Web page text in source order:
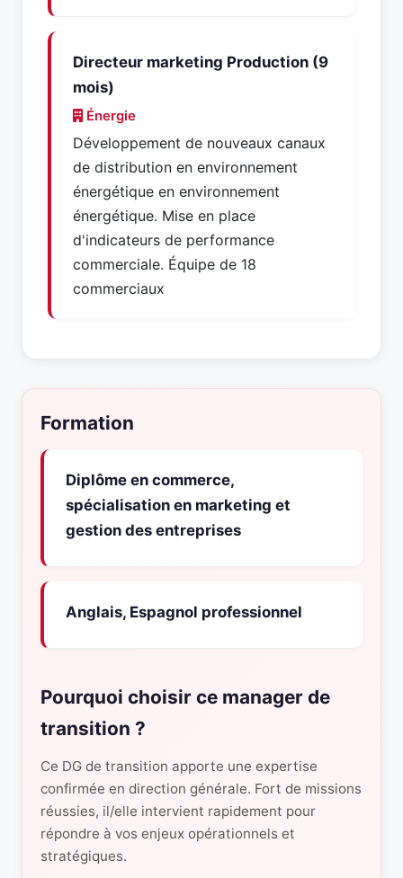
Directeur marketing Production (9
mois)
Énergie
Développement de nouveaux canaux
de distribution en environnement
énergétique en environnement
énergétique. Mise en place
d'indicateurs de performance
commerciale. Équipe de 18
commerciaux
Formation
Diplôme en commerce,
spécialisation en marketing et
gestion des entreprises
Anglais, Espagnol professionnel
Pourquoi choisir ce manager de
transition ?
Ce DG de transition apporte une expertise
confirmée en direction générale. Fort de missions
réussies, il/elle intervient rapidement pour
répondre à vos enjeux opérationnels et
stratégiques.